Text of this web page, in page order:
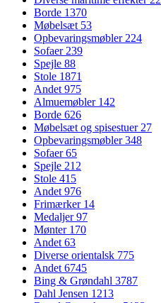
Borde 1370
Møbelsæt 53
Opbevaringsmøbler 224
Sofaer 239
Spejle 88
Stole 1871
Andet 975
Almuemøbler 142
Borde 626
Møbelsæt og spisestuer 27
Opbevaringsmøbler348
Sofaer65
Spejle 212
Stole 415
Andet 976
Frimærker 14
Medaljer97
Mønter 170
Andet 63
Diverse orientalsk 775
Andet 6745
Bing & Grøndahl 3787
Dahl Jensen 1213